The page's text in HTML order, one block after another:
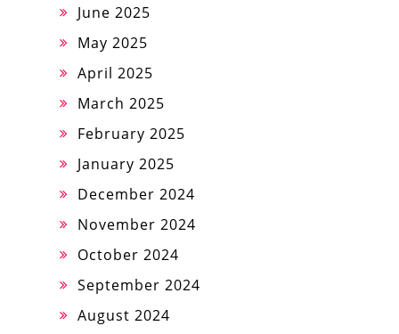
June 2025
May 2025
April 2025
March 2025
February 2025
January 2025
December 2024
November 2024
October 2024
September 2024
August 2024